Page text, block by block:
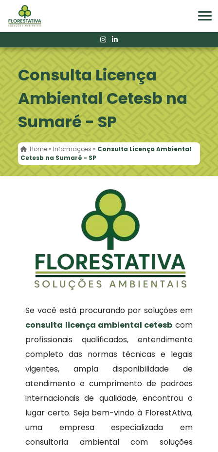
Consulta Licença
Ambiental Cetesb na
Sumaré - SP
Home » Informações » Consulta Licença Ambiental
Cetesb na Sumaré - SP
Se você está procurando por soluções em
consulta licença ambiental cetesb com
profissionais qualificados, entendimento
completo das normas técnicas e legais
vigentes, ampla disponibilidade de
atendimento e cumprimento de padrões
internacionais de qualidade, encontrou o
lugar certo. Seja bem-vindo à FlorestAtiva,
uma empresa especializada em
consultoria ambiental com soluções